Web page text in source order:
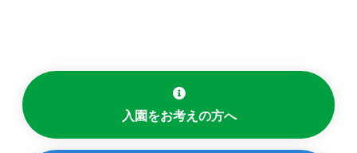
入園をお考えの方へ